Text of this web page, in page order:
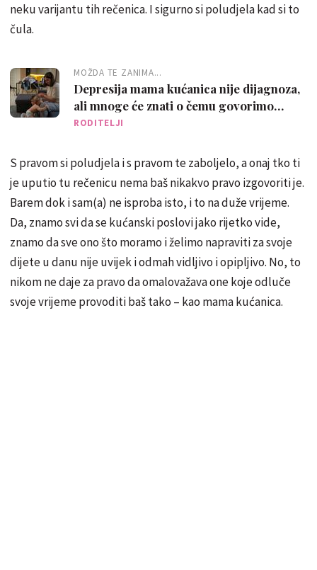
neku varijantu tih rečenica. I sigurno si poludjela kad si to
čula.
MOŽDA TE ZANIMA...
Depresija mama kućanica nije dijagnoza,
ali mnoge će znati o čemu govorimo…
RODITELJI
S pravom si poludjela i s pravom te zaboljelo, a onaj tko ti
je uputio tu rečenicu nema baš nikakvo pravo izgovoriti je.
Barem dok i sam(a) ne isproba isto, i to na duže vrijeme.
Da, znamo svi da se kućanski poslovi jako rijetko vide,
znamo da sve ono što moramo i želimo napraviti za svoje
dijete u danu nije uvijek i odmah vidljivo i opipljivo. No, to
nikom ne daje za pravo da omalovažava one koje odluče
svoje vrijeme provoditi baš tako – kao mama kućanica.